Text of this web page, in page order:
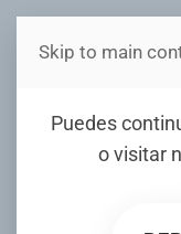
Estás
Puedes
o visitar
Skip to main
San
vivió